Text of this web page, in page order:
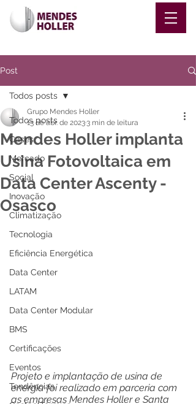
Post
Todos posts
Cases
Mercado
Social
Inovação
Climatização
Tecnologia
Eficiência Energética
Data Center
LATAM
Data Center Modular
BMS
Certificações
Eventos
Tendências
Todos posts
Mendes Holler implanta
Usina Fotovoltaica em
Data Center Ascenty -
Osasco
Grupo Mendes Holler
13 de abr. de 20233 min de leitura
Projeto e implantação de usina de
energia foi realizado em parceria com
as empresas Mendes Holler e Santa